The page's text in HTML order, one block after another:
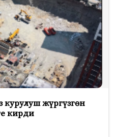
жүргүзгөн
кирди